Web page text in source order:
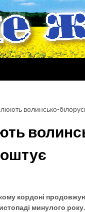
волинсько-
кордоні
минулого